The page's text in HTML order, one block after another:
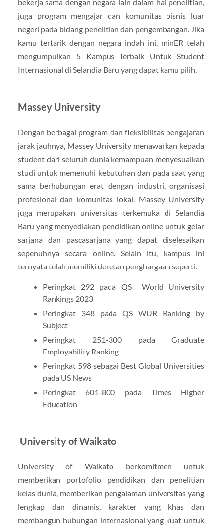
bekerja sama dengan negara lain dalam hal penelitian,
juga program mengajar dan komunitas bisnis luar
negeri pada bidang penelitian dan pengembangan. Jika
kamu tertarik dengan negara indah ini, minER telah
mengumpulkan 5 Kampus Terbaik Untuk Student
Internasional di Selandia Baru yang dapat kamu pilih.
Massey University
Dengan berbagai program dan fleksibilitas pengajaran
jarak jauhnya, Massey University menawarkan kepada
student dari seluruh dunia kemampuan menyesuaikan
studi untuk memenuhi kebutuhan dan pada saat yang
sama berhubungan erat dengan industri, organisasi
profesional dan komunitas lokal. Massey University
juga merupakan universitas terkemuka di Selandia
Baru yang menyediakan pendidikan online untuk gelar
sarjana dan pascasarjana yang dapat diselesaikan
sepenuhnya secara online. Selain itu, kampus ini
ternyata telah memiliki deretan penghargaan seperti:
Peringkat 292 pada QS World University
Rankings 2023
Peringkat 348 pada QS WUR Ranking by
Subject
Peringkat 251-300 pada Graduate
Employability Ranking
Peringkat 598 sebagai Best Global Universities
pada US News
Peringkat 601-800 pada Times Higher
Education
University of Waikato
University of Waikato berkomitmen untuk
memberikan portofolio pendidikan dan penelitian
kelas dunia, memberikan pengalaman universitas yang
lengkap dan dinamis, karakter yang khas dan
membangun hubungan internasional yang kuat untuk